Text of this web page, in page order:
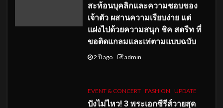
สะท้อนบุคลิกและความชอบของ
เจ้าตัว ผสานความเรียบง่าย แต่
แฝงไปด้วยความสนุก ชิค สตรีท ที่
ขอติดแกลมและเท่ตามแบบฉบับ
2 ปี ago admin
EVENT & CONCERT FASHION UPDATE
ปังไม่ไหว! 3 พระเอกซีรีส์วายสุด